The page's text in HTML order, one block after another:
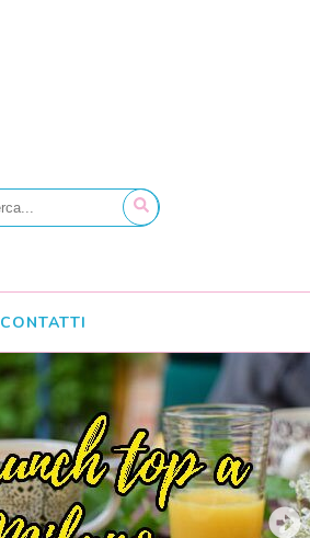
CONTATTI